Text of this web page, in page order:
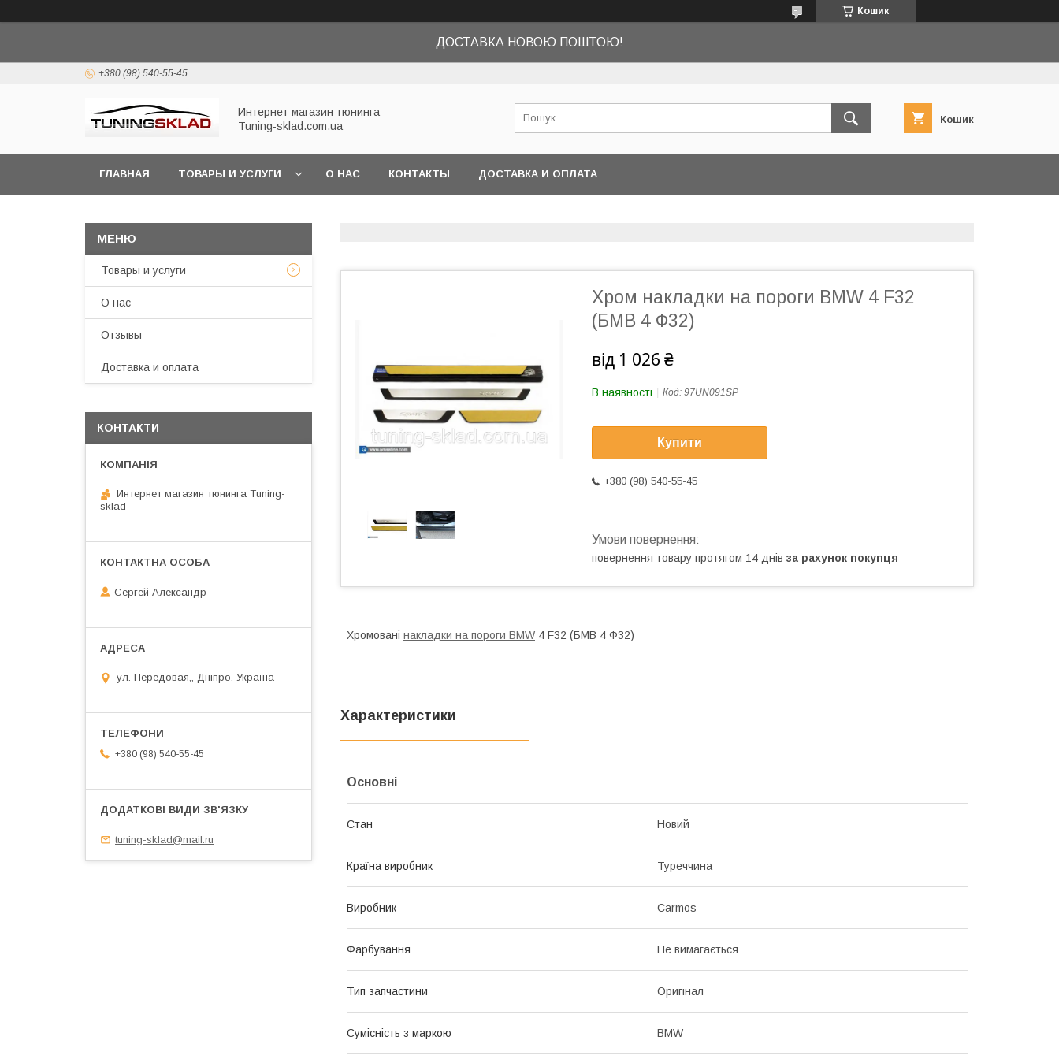
Кошик
ДОСТАВКА НОВОЮ ПОШТОЮ!
+380 (98) 540-55-45
Интернет магазин тюнинга
Tuning-sklad.com.ua
Кошик
ГЛАВНАЯ ТОВАРЫ И УСЛУГИ О НАС КОНТАКТЫ ДОСТАВКА И ОПЛАТА
Хром накладки на пороги BMW 4 F32
(БМВ 4 Ф32)
від 1 026 ₴
В наявності Код: 97UN091SP
Купити
+380 (98) 540-55-45
повернення товару протягом 14 днів за рахунок покупця
Хромовані накладки на пороги BMW 4 F32 (БМВ 4 Ф32)
Характеристики
Основні
Стан Новий
Країна виробник Туреччина
Виробник Carmos
Фарбування Не вимагається
Тип запчастини Оригінал
Сумісність з маркою BMW
Товары и услуги
О нас
Отзывы
Доставка и оплата
КОНТАКТИ
Интернет магазин тюнинга Tuning-
sklad
Сергей Александр
ул. Передовая,, Дніпро, Україна
+380 (98) 540-55-45
tuning-sklad@mail.ru